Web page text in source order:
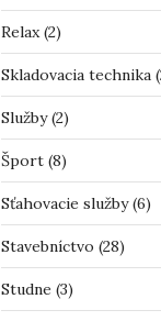
Relax(2)
Skladovacia technika
Služby(2)
Šport(8)
Sťahovacie služby(6)
Stavebníctvo (28)
Studne (3)